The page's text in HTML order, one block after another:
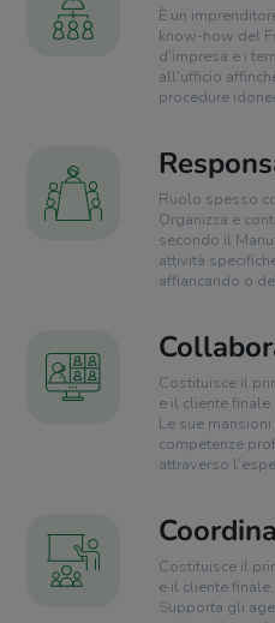
È un
know-how del
d'impresa e i
all'ufficio
procedure
Ruolo spesso
Organizza e
secondo il
attività
affiancando o
Costituisce il
e il cliente finale.
Le sue
competenze
attraverso
Costituisce il
e il cliente finale.
Supporta gli